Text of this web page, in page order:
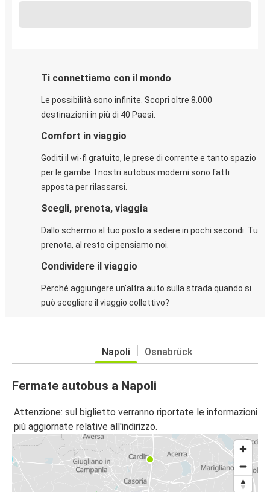
Ti connettiamo con il mondo
Le possibilità sono infinite. Scopri oltre 8.000
destinazioni in più di 40 Paesi.
Comfort in viaggio
Goditi il wi-fi gratuito, le prese di corrente e tanto spazio
per le gambe. I nostri autobus moderni sono fatti
apposta per rilassarsi.
Scegli, prenota, viaggia
Dallo schermo al tuo posto a sedere in pochi secondi. Tu
prenota, al resto ci pensiamo noi.
Condividere il viaggio
Perché aggiungere un'altra auto sulla strada quando si
può scegliere il viaggio collettivo?
Napoli Osnabrück
Fermate autobus a Napoli
Attenzione: sul biglietto verranno riportate le informazioni
più aggiornate relative all'indirizzo.